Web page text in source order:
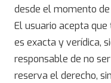
desde el momento
El usuario acepta
es exacta y verídica,
responsable de no ser
reserva el derecho,